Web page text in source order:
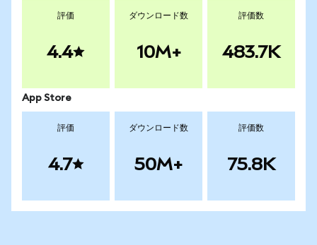
評価
4.4
ダウンロード数
10M+
評価数
483.7K
App Store
評価
4.7
ダウンロード数
50M+
評価数
75.8K